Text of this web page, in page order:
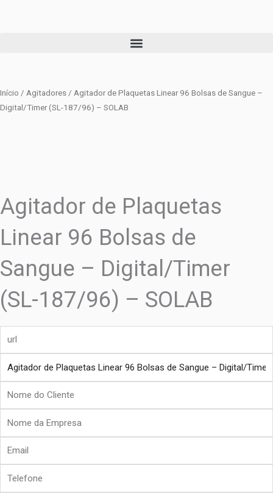
Início / Agitadores / Agitador de Plaquetas Linear 96 Bolsas de Sangue –
Digital/Timer (SL-187/96) – SOLAB
Agitador de Plaquetas
Linear 96 Bolsas de
Sangue – Digital/Timer
(SL-187/96) – SOLAB
Nome
Cliente
Empresa
Email